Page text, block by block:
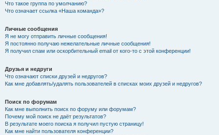
Что такое группа по умолчанию?
Что означает ссылка «Наша команда»?
Личные сообщения
Я не могу отправить личные сообщения!
Я постоянно получаю нежелательные личные сообщения!
Я получил спам или оскорбительный email от кого-то с этой конференции!
Друзья и недруги
Что означают списки друзей и недругов?
Как мне добавлять/удалять пользователей в списках моих друзей и недругов?
Поиск по форумам
Как мне выполнить поиск по форуму или форумам?
Почему мой поиск не даёт результатов?
В результате моего поиска я получил пустую страницу!
Как мне найти пользователя конференции?